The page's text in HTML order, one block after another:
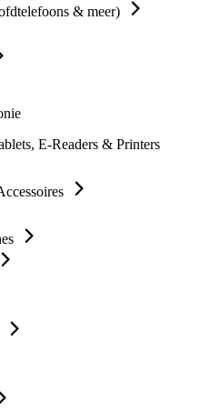
& meer)
E-Readers & Printers